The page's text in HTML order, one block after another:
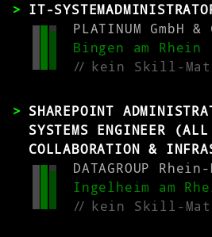
IT-
PLATINUM GmbH
Bingen am Rhein
//kein Skill-
SHAREPOINT
SYSTEMS ENGINEER
COLLABORATION &
DATAGROUP
Ingelheim am
//kein Skill-